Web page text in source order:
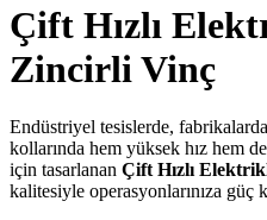
Çift Hızlı
Zincirli Vinç
Endüstriyel tesislerde,
kollarında hem yüksek hız hem
için tasarlanan Çift Hızlı
kalitesiyle operasyonlarınıza güç